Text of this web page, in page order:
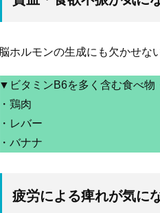
脳ホルモンの生成にも欠かせな
▼ビタミンB6を多く含む食べ物
・鶏肉
・レバー
・バナナ
疲労による痺れが気に